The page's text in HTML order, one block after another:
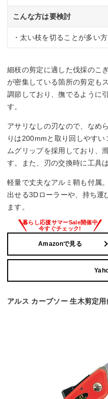
こんな方は要検討
・太い枝を切ることが多い方
細枝の剪定に適した伐採のこ
が密集している箇所の剪定も
調節しており、撫でるように
す。
アサリなしの刃なので、なめ
りは200mmと取り回しやす
ムグリップを採用しており、
す。また、刃の交換時に工具
軽量で丈夫なアルミ鞘も付属
出せる3Dローラーや、持ち運
ます。
Amazonで見る
アルス カーブソー 生木剪定